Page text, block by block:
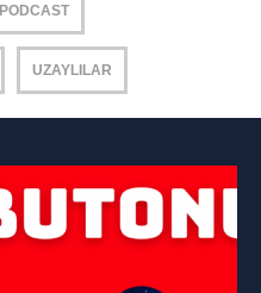
PODCAST
UZAYLILAR